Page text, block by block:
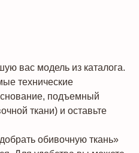
вас модель из каталога.
технические
подъемный
ткани) и оставьте
обивочную ткань»